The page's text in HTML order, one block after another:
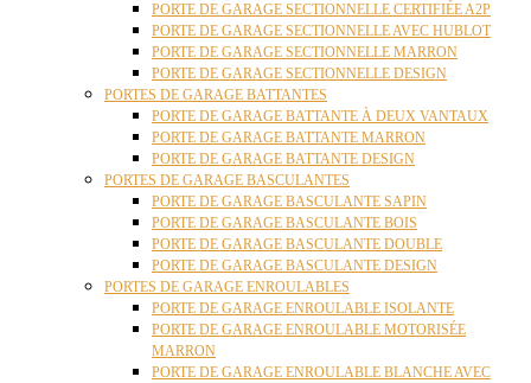
PORTE DE GARAGE SECTIONNELLE CERTIFIÉE A2P
PORTE DE GARAGE SECTIONNELLE AVEC HUBLOT
PORTE DE GARAGE SECTIONNELLE MARRON
PORTE DE GARAGE SECTIONNELLE DESIGN
PORTES DE GARAGE BATTANTES
PORTE DE GARAGE BATTANTE À DEUX VANTAUX
PORTE DE GARAGE BATTANTE MARRON
PORTE DE GARAGE BATTANTE DESIGN
PORTES DE GARAGE BASCULANTES
PORTE DE GARAGE BASCULANTE SAPIN
PORTE DE GARAGE BASCULANTE BOIS
PORTE DE GARAGE BASCULANTE DOUBLE
PORTE DE GARAGE BASCULANTE DESIGN
PORTES DE GARAGE ENROULABLES
PORTE DE GARAGE ENROULABLE ISOLANTE
PORTE DE GARAGE ENROULABLE MOTORISÉE
MARRON
PORTE DE GARAGE ENROULABLE BLANCHE AVEC